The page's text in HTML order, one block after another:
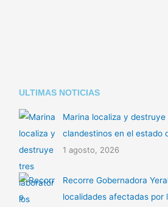
ULTIMAS NOTICIAS
Marina localiza y
clandestinos en el estado
1 agosto, 2026
Recorre Gobernadora
localidades afectadas por